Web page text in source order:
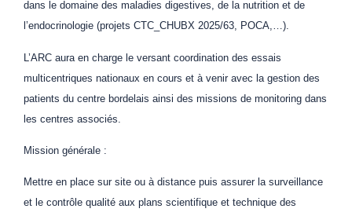
dans le domaine des maladies digestives, de la nutrition et de
l’endocrinologie (projets CTC_CHUBX 2025/63, POCA,…).
L’ARC aura en charge le versant coordination des essais
multicentriques nationaux en cours et à venir avec la gestion des
patients du centre bordelais ainsi des missions de monitoring dans
les centres associés.
Mission générale :
Mettre en place sur site ou à distance puis assurer la surveillance
et le contrôle qualité aux plans scientifique et technique des